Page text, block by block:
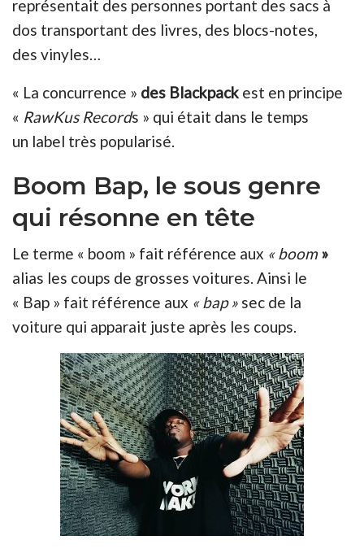
représentait des personnes portant des sacs à
dos transportant des livres, des blocs-notes,
des vinyles…
« La concurrence » des Blackpack est en principe
« RawKus Records » qui était dans le temps
un label très popularisé.
Boom Bap, le sous genre
qui résonne en tête
Le terme « boom » fait référence aux « boom »
alias les coups de grosses voitures. Ainsi le
« Bap » fait référence aux « bap » sec de la
voiture qui apparait juste après les coups.